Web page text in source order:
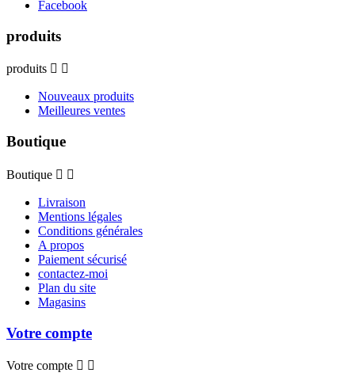
Facebook
produits
produits  
Nouveaux produits
Meilleures ventes
Boutique
Boutique  
Livraison
Mentions légales
Conditions générales
A propos
Paiement sécurisé
contactez-moi
Plan du site
Magasins
Votre compte
Votre compte  